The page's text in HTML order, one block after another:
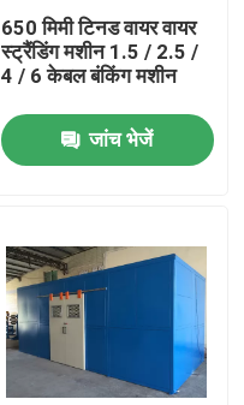
650 मिमी टिनड वायर वायर
स्ट्रैंडिंग मशीन 1.5 / 2.5 /
4 / 6 केबल बंकिंग मशीन
जांच भेजें